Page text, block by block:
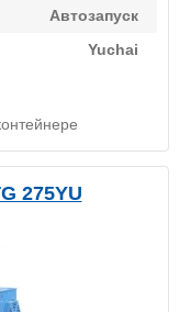
Автозапуск
Yuchai
275YU